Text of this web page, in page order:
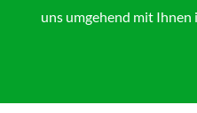
uns umgehend mit